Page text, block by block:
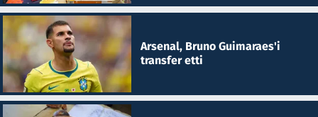
Arsenal, Bruno Guimaraes'i
transfer etti